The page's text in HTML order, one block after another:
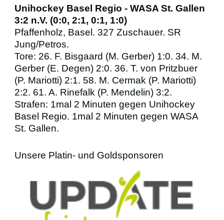
Unihockey Basel Regio - WASA St. Gallen
3:2 n.V. (0:0, 2:1, 0:1, 1:0)
Pfaffenholz, Basel. 327 Zuschauer. SR
Jung/Petros.
Tore: 26. F. Bisgaard (M. Gerber) 1:0. 34. M.
Gerber (E. Degen) 2:0. 36. T. von Pritzbuer
(P. Mariotti) 2:1. 58. M. Cermak (P. Mariotti)
2:2. 61. A. Rinefalk (P. Mendelin) 3:2.
Strafen: 1mal 2 Minuten gegen Unihockey
Basel Regio. 1mal 2 Minuten gegen WASA
St. Gallen.
Unsere Platin- und Goldsponsoren